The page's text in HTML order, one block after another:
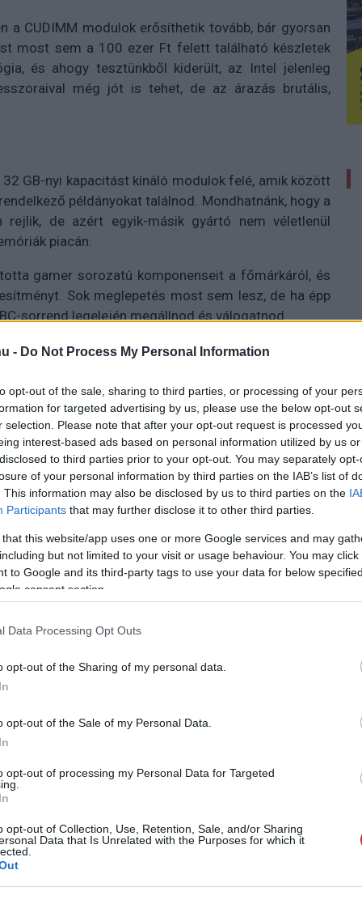
- Do Not Process My Personal Information
opt-out of the sale, sharing to third parties, or processing of your
for targeted advertising by us, please use the below opt-out
selection. Please note that after your opt-out request is processed
interest-based ads based on personal information utilized by us
to third parties prior to your opt-out. You may separately
of your personal information by third parties on the IAB’s list of
This information may also be disclosed by us to third parties on the
Participants that may further disclose it to other third parties.
that this website/app uses one or more Google services and may
but not limited to your visit or usage behaviour. You may
to Google and its third-party tags to use your data for below
consent section.
Data Processing Opt Outs
opt-out of the Sharing of my personal data.
opt-out of the Sale of my Personal Data.
opt-out of processing my Personal Data for Targeted
opt-out of Collection, Use, Retention, Sale, and/or Sharing
Data that Is Unrelated with the Purposes for which it
a CUDIMM modulok erősíthetik tovább, bár gyorsan
most sem a 100 ezer Ft felett található készletek
és ahogy tesztünkből kiderült, az Intel jelenleg
még jót is tehet, de az árazás brutális,
GB-nyi kapacitást kínáló modulok felé, amik között
példányokat találnod. Mondhatnánk, hogy a
rejlik, de azért egyik-másik gyártó nem véletlenül
piacán.
gamer sorozatú komponenseit a főmárkáról, és
Sok meglepetés most sem lesz, de ha épp
sorrend legelején megállnod és válogatnod.
olyan modulokkal, amiknek hűtőbordája nem
és nem tartalmazott valamilyen RGB-
szabvánnyal, hogyan lesznek működőképesek és
de a bátrabbak a 6000 MT/s szintet viszonylag
azt gondoltuk, fokozatosan haladunk majd feljebb,
tetőzése a DDR5-nek. A processzorokba integrált
iramot, az AMD AM5 platformján az eddigi két
a Core processzoroknál a 600-as lapkakészlettel
frekvenciák támogatására. Az újabb CPU-k
Lake-nél is megfigyelhető a tény, miszerint a